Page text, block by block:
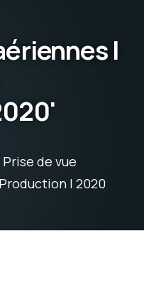
|
Prise de vue
| 2020